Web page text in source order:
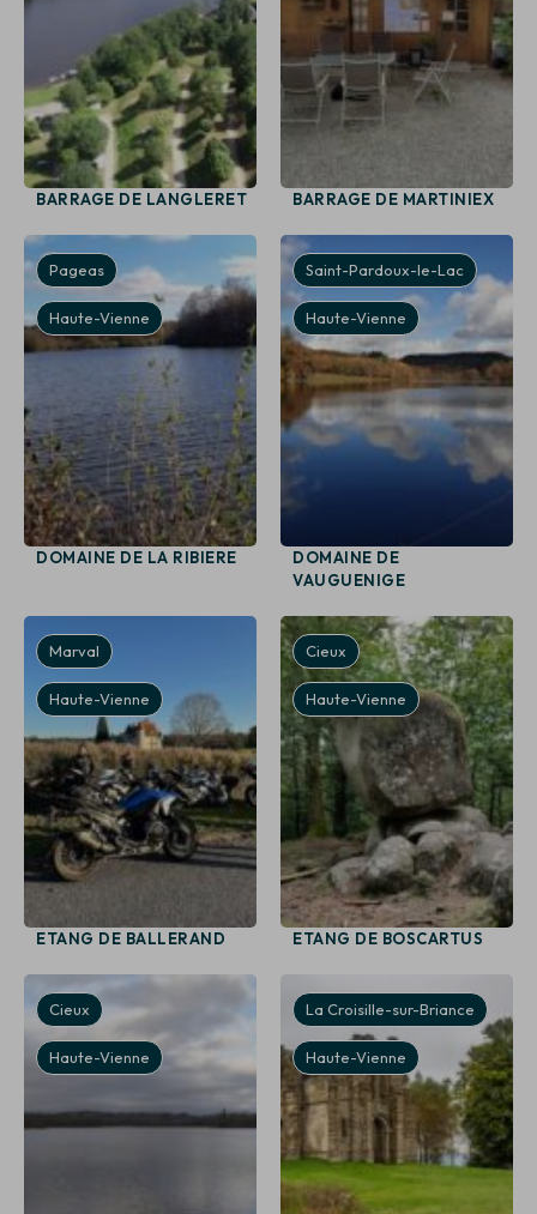
BARRAGE DE LANGLERET BARRAGE DE MARTINIEX
Pageas
Haute-Vienne
DOMAINE DE LA RIBIERE
Saint-Pardoux-le-Lac
Haute-Vienne
DOMAINE DE
VAUGUENIGE
Marval
Haute-Vienne
ETANG DE BALLERAND
Cieux
Haute-Vienne
ETANG DE BOSCARTUS
Cieux
Haute-Vienne
La Croisille-sur-Briance
Haute-Vienne